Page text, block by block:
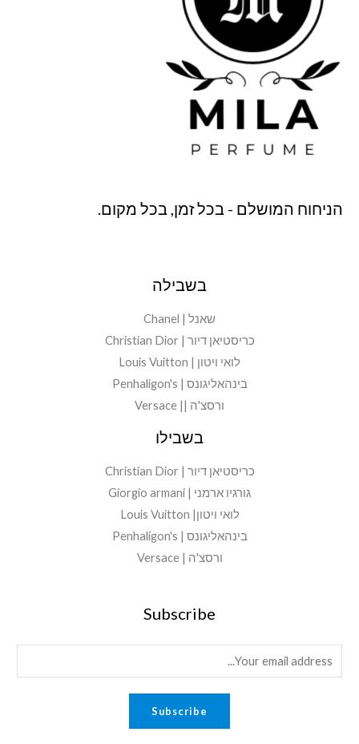
הניחוח המושלם - בכל זמן, בכל מקום.
בשבילה
שאנל | Chanel
כריסטיאן דיור | Christian Dior
לואי ויטון | Louis Vuitton
בינהאליגונס | Penhaligon's
ורסצ'ה || Versace
בשבילו
כריסטיאן דיור | Christian Dior
גורגיו ארמני | Giorgio armani
לואי ויטון| Louis Vuitton
בינהאליגונס | Penhaligon's
ורסצ'ה | Versace
Subscribe
m
Subscribe